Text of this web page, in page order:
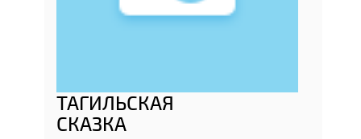
ТАГИЛЬСКАЯ
СКАЗКА